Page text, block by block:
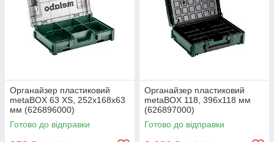
Органайзер пластиковий
metaBOX 63 XS, 252x168x63
мм (626896000)
Готово до відправки
Органайзер пластиковий
metaBOX 118, 396x118 мм
(626897000)
Готово до відправки